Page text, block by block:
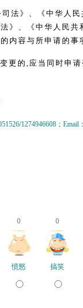
法》、《中华人民
》、《中华人民
内容与所申请的事
更的 应当同时申
1274946608；Email
0 0
愤怒 搞笑